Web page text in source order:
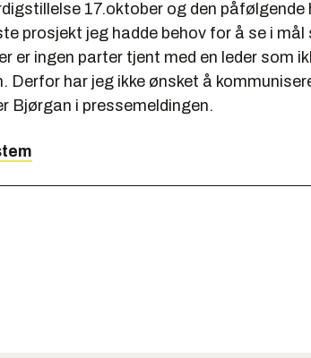
17.oktober og den påfølgende
prosjekt jeg hadde behov for å se i mål
er ingen parter tjent med en leder som
Derfor har jeg ikke ønsket å
Bjørgan i pressemeldingen.